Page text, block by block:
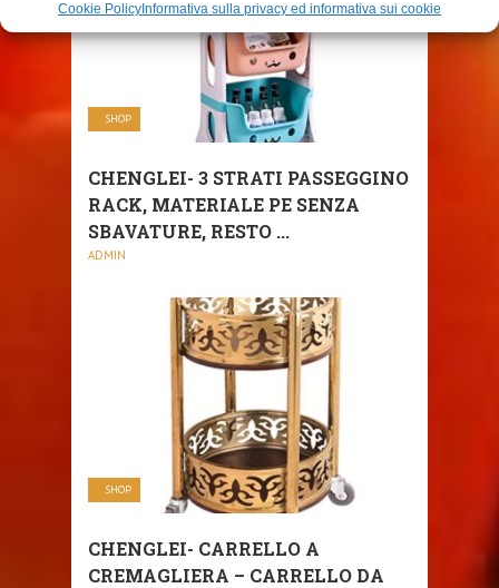
Cookie Policy Informativa sulla privacy ed informativa sui cookie
SHOP
CHENGLEI- 3 STRATI PASSEGGINO
RACK, MATERIALE PE SENZA
SBAVATURE, RESTO ...
ADMIN
SHOP
CHENGLEI- CARRELLO A
CREMAGLIERA – CARRELLO DA